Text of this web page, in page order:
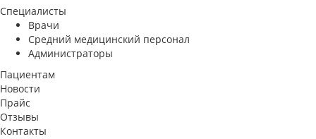
Специалисты
Врачи
Средний медицинский персонал
Администраторы
Пациентам
Новости
Прайс
Отзывы
Контакты